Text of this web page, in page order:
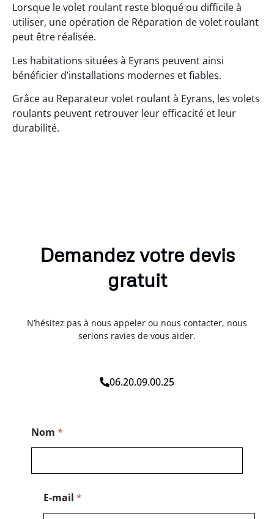
Lorsque le volet roulant reste bloqué ou difficile à
utiliser, une opération de Réparation de volet roulant
peut être réalisée.
Les habitations situées à Eyrans peuvent ainsi
bénéficier d’installations modernes et fiables.
Grâce au Reparateur volet roulant à Eyrans, les volets
roulants peuvent retrouver leur efficacité et leur
durabilité.
Demandez votre devis
gratuit
N’hésitez pas à nous appeler ou nous contacter, nous
serions ravies de vous aider.
06.20.09.00.25
Nom *
E-mail *